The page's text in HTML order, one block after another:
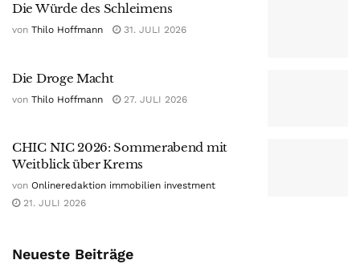
Die Würde des Schleimens
von Thilo Hoffmann 31. JULI 2026
Die Droge Macht
von Thilo Hoffmann 27. JULI 2026
CHIC NIC 2026: Sommerabend mit
Weitblick über Krems
von Onlineredaktion immobilien investment
21. JULI 2026
Neueste Beiträge